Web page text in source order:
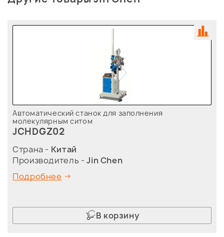
Автоматический станок для заполнения
молекулярным ситом
JCHDGZ02
Страна - Китай
Производитель -Jin Chen
Подробнее
В корзину